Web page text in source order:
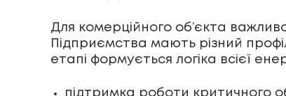
Для комерційного об’єкта
Підприємства мають різний
етапі формується логіка всієї
підтримка роботи критичного